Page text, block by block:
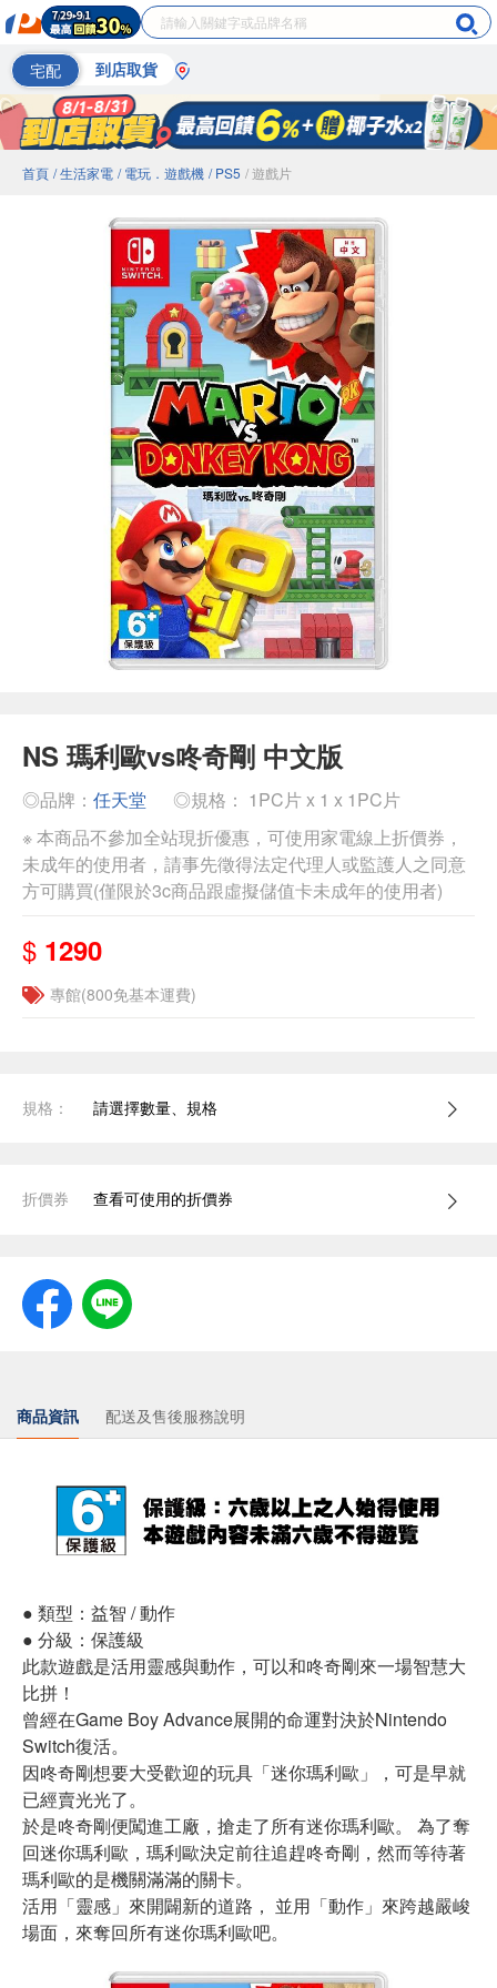
宅配 到店取貨
首頁 / 生活家電 / 電玩．遊戲機 / PS5 / 遊戲片
NS 瑪利歐vs咚奇剛 中文版
◎品牌： 任天堂
◎規格： 1PC片 x 1 x 1PC片
※ 本商品不參加全站現折優惠，可使用家電線上折價券，
未成年的使用者，請事先徵得法定代理人或監護人之同意
方可購買(僅限於3c商品跟虛擬儲值卡未成年的使用者)
$ 1290
專館(800免基本運費)
規格： 請選擇數量、規格
折價券 查看可使用的折價券
商品資訊 配送及售後服務說明
● 類型：益智 / 動作
● 分級：保護級
此款遊戲是活用靈感與動作，可以和咚奇剛來一場智慧大
比拼！
曾經在Game Boy Advance展開的命運對決於Nintendo
Switch復活。
因咚奇剛想要大受歡迎的玩具「迷你瑪利歐」，可是早就
已經賣光光了。
於是咚奇剛便闖進工廠，搶走了所有迷你瑪利歐。 為了奪
回迷你瑪利歐，瑪利歐決定前往追趕咚奇剛， 然而等待著
瑪利歐的是機關滿滿的關卡。
活用「靈感」來開闢新的道路， 並用「動作」來跨越嚴峻
場面，來奪回所有迷你瑪利歐吧。